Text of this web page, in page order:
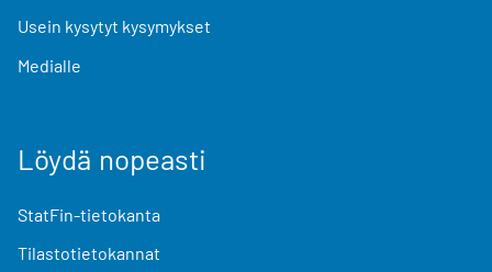
Usein kysytyt kysymykset
Medialle
Löydä nopeasti
StatFin-tietokanta
Tilastotietokannat